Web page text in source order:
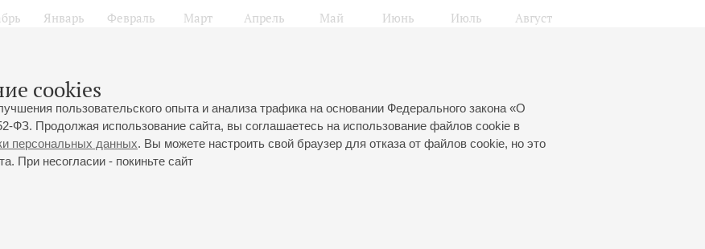
cookies
пользовательского опыта и анализа трафика на основании Федерального закона «О
ФЗ. Продолжая использование сайта, вы соглашаетесь на использование файлов cookie в
персональных данных. Вы можете настроить свой браузер для отказа от файлов cookie, но это
При несогласии - покиньте сайт
Январь Февраль Март Апрель Май Июнь Июль Август
Цикл концертов «Первый симфонический оркестр России»